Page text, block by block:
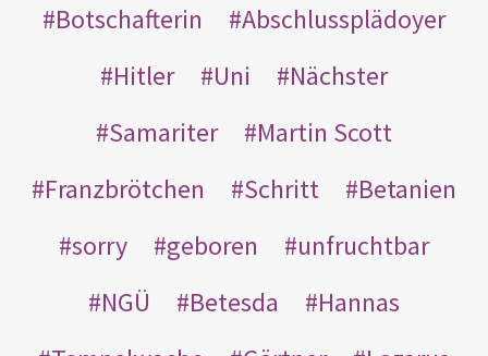
Botschafterin
Abschlussplädoyer
Hitler
Uni
Nächster
Samariter
Martin Scott
Franzbrötchen
Schritt
Betanien
sorry
geboren
unfruchtbar
NGÜ
Betesda
Hannas